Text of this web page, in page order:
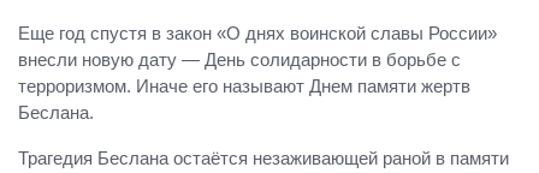
Еще год спустя в закон «О днях воинской славы России»
внесли новую дату — День солидарности в борьбе с
терроризмом. Иначе его называют Днем памяти жертв
Беслана.
Трагедия Беслана остаётся незаживающей раной в памяти